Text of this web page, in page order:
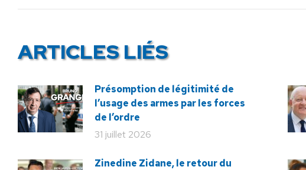
ARTICLES LIÉS
Présomption de légitimité de
l’usage des armes par les forces
de l’ordre
31 juillet 2026
Zinedine Zidane, le retour du